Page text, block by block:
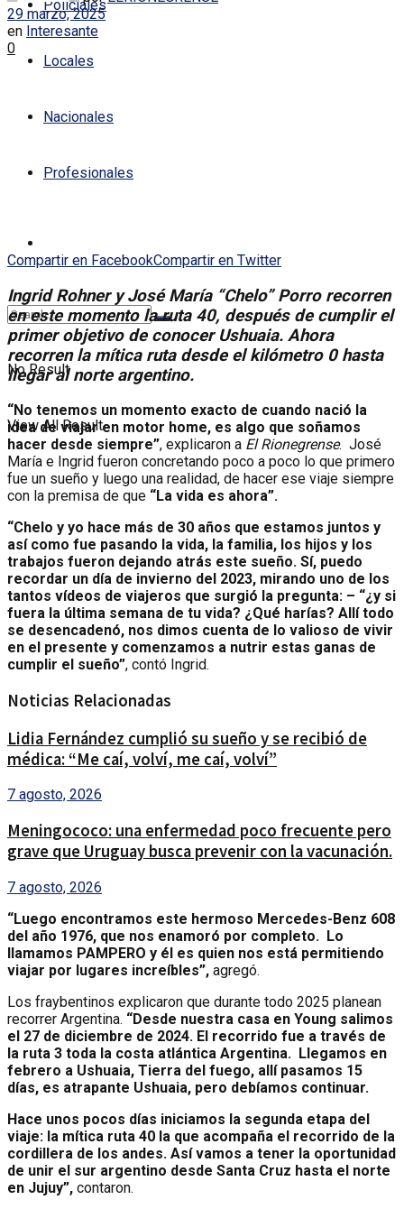
Policiales
Locales
Nacionales
Profesionales
No Result
View All Result
29 marzo, 2025
en Interesante
0
Compartir en FacebookCompartir en Twitter
Ingrid Rohner y José María “Chelo” Porro recorren
en este momento la ruta 40, después de cumplir el
primer objetivo de conocer Ushuaia. Ahora
recorren la mítica ruta desde el kilómetro 0 hasta
llegar al norte argentino.
“No tenemos un momento exacto de cuando nació la
idea de viajar en motor home, es algo que soñamos
hacer desde siempre”, explicaron a El Rionegrense. José
María e Ingrid fueron concretando poco a poco lo que primero
fue un sueño y luego una realidad, de hacer ese viaje siempre
con la premisa de que “La vida es ahora”.
“Chelo y yo hace más de 30 años que estamos juntos y
así como fue pasando la vida, la familia, los hijos y los
trabajos fueron dejando atrás este sueño. Sí, puedo
recordar un día de invierno del 2023, mirando uno de los
tantos vídeos de viajeros que surgió la pregunta: – “¿y si
fuera la última semana de tu vida? ¿Qué harías? Allí todo
se desencadenó, nos dimos cuenta de lo valioso de vivir
en el presente y comenzamos a nutrir estas ganas de
cumplir el sueño”, contó Ingrid.
Noticias Relacionadas
Lidia Fernández cumplió su sueño y se recibió de
médica: “Me caí, volví, me caí, volví”
7 agosto, 2026
Meningococo: una enfermedad poco frecuente pero
grave que Uruguay busca prevenir con la vacunación.
7 agosto, 2026
“Luego encontramos este hermoso Mercedes-Benz 608
del año 1976, que nos enamoró por completo. Lo
llamamos PAMPERO y él es quien nos está permitiendo
viajar por lugares increíbles”, agregó.
Los fraybentinos explicaron que durante todo 2025 planean
recorrer Argentina. “Desde nuestra casa en Young salimos
el 27 de diciembre de 2024. El recorrido fue a través de
la ruta 3 toda la costa atlántica Argentina. Llegamos en
febrero a Ushuaia, Tierra del fuego, allí pasamos 15
días, es atrapante Ushuaia, pero debíamos continuar.
Hace unos pocos días iniciamos la segunda etapa del
viaje: la mítica ruta 40 la que acompaña el recorrido de la
cordillera de los andes. Así vamos a tener la oportunidad
de unir el sur argentino desde Santa Cruz hasta el norte
en Jujuy”, contaron.